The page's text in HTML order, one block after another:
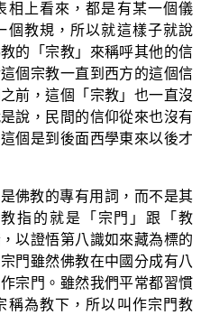
相上看來，都是有某一個儀
個教規，所以就這樣子就說
的「宗教」來稱呼其他的信
個宗教一直到西方的這個信
前，這個「宗教」也一直沒
說，民間的信仰從來也沒有
個是到後面西學東來以後才
佛教的專有用詞，而不是其
指的就是「宗門」跟「教
以證悟第八識如來藏為標的
門雖然佛教在中國分成有八
宗門。雖然我們平常都習慣
稱為教下，所以叫作宗門教